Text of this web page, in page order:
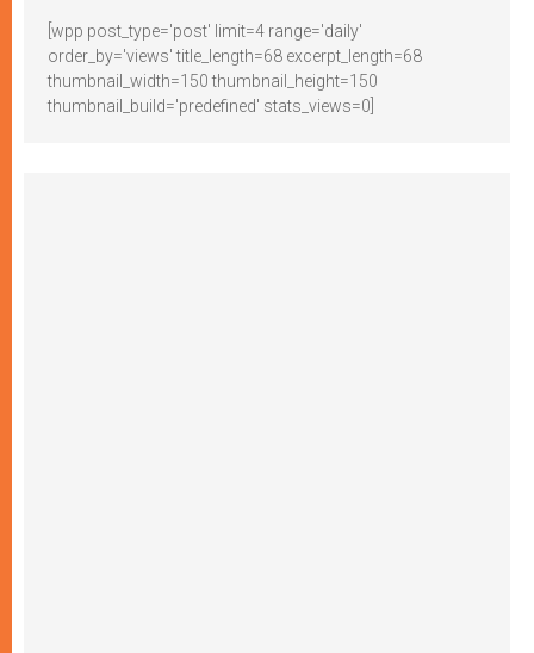
[wpp post_type='post' limit=4 range='daily'
order_by='views' title_length=68 excerpt_length=68
thumbnail_width=150 thumbnail_height=150
thumbnail_build='predefined' stats_views=0]